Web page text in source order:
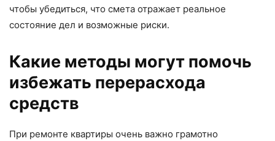
чтобы убедиться, что смета отражает реальное
состояние дел и возможные риски.
Какие методы могут помочь
избежать перерасхода
средств
При ремонте квартиры очень важно грамотно